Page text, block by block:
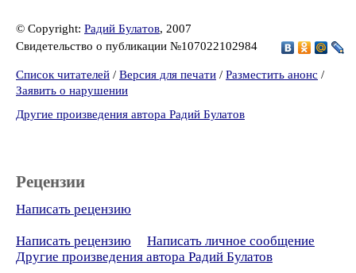
© Copyright: Радий Булатов, 2007
Свидетельство о публикации №107022102984
Список читателей / Версия для печати / Разместить анонс /
Заявить о нарушении
Другие произведения автора Радий Булатов
Рецензии
Написать рецензию
Написать рецензию
Написать личное сообщение
Другие произведения автора Радий Булатов